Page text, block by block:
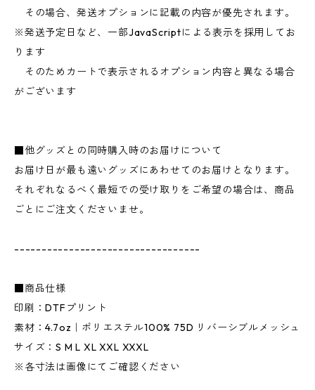
その場合、発送オプションに記載の内容が優先されます。
※発送予定日など、一部JavaScriptによる表示を採用してお
ります
そのためカートで表示されるオプション内容と異なる場合
がございます
■他グッズとの同時購入時のお届けについて
お届け日が最も遠いグッズにあわせてのお届けとなります。
それぞれなるべく最短での受け取りをご希望の場合は、商品
ごとにご注文くださいませ。
----------------------------------
■商品仕様
印刷：DTFプリント
素材：4.7oz｜ポリエステル100% 75D リバーシブルメッシュ
サイズ：S M L XL XXL XXXL
※各寸法は画像にてご確認ください